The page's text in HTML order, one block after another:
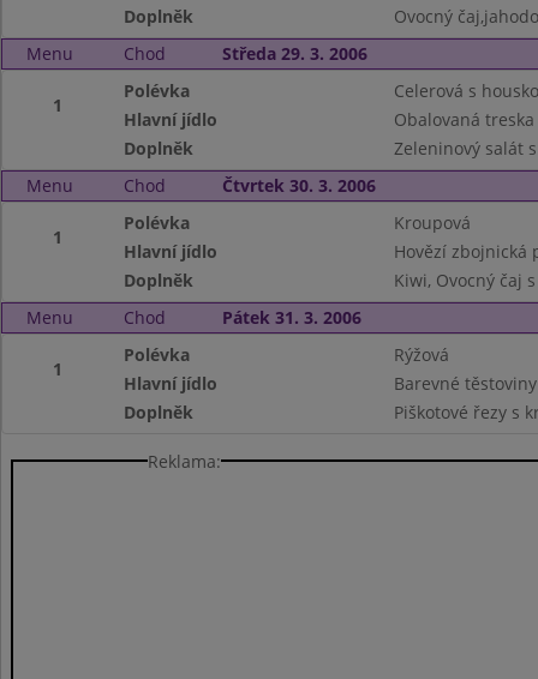
Doplněk
Ovocný
Menu
Chod Středa 29. 3. 2006
1
Polévka
Celerová s
Hlavní jídlo
Obalovaná
Doplněk
Zeleninový salát
Menu
Chod Čtvrtek 30. 3. 2006
1
Polévka
Kroupová
Hlavní jídlo
Hovězí zbojnická
Doplněk
Kiwi, Ovocný čaj
Menu
Chod Pátek 31. 3. 2006
1
Polévka
Rýžová
Hlavní jídlo
Barevné
Doplněk
Piškotové řezy s
Reklama: